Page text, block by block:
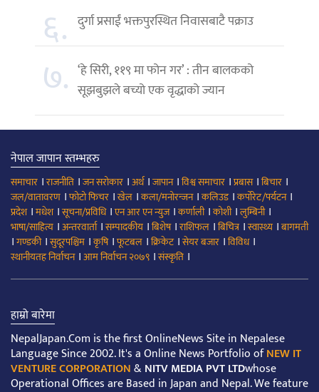
६. दुर्गा प्रसाईं भक्तपुरस्थित निवासबाटै पक्राउ
७. ‘हे सिरी, ११९ मा फोन गर’ : तीन बालकको
सूझबुझले बच्यो एक वृद्धाको ज्यान
नेपाल जापान स्तम्भहरु
समाचार ।राजनीति ।जन सरोकार ।अर्थ।जापान।विश्व समाचार ।प्रबास।बिचार ।
जल/वातावरण ।फोटो फिचर ।खेल ।कला/मनोरन्जन।कलिउड।कर्पोरेट/पर्यटन।
प्रदेश।मधेश।सूचना/प्रविधि।एन आर एन न्युज।कर्णाली।कोशी।लुम्बिनी।
भाषा/साहित्य ।अन्तरवार्ता।सम्पादकीय ।बिशेष।राशिफल ।बिचित्र।स्वास्थ्य ।बागमती
।गण्डकी।सुदूरपश्चिम ।कृषि।फूटबल ।क्रिकेट।सेयर बजार ।विविध।
स्थानीयतह निर्वाचन।आम निर्वाचन २०७९ ।संस्कृति ।
हाम्रो बारेमा
NepalJapan.Com is the first OnlineNews Site in Nepalese
Language Since 2002. It's a Online News Portfolio ofNEW IT
VENTURE CORPORATION&NITV MEDIA PVT LTDwhose
Operational Offices are Based in Japan and Nepal. We feature